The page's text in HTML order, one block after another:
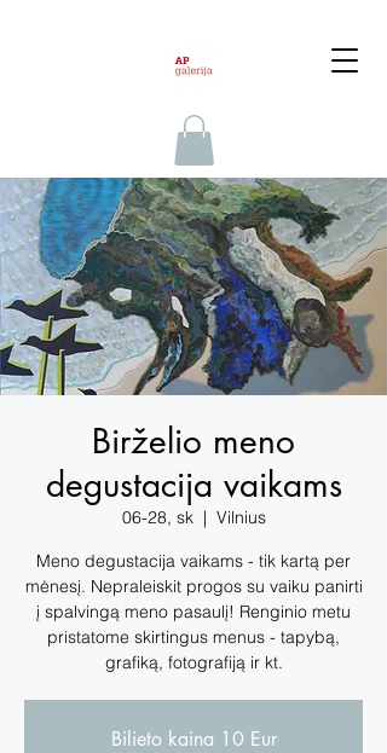
Birželio meno
degustacija vaikams
06-28, sk
  |
Vilnius
Meno degustacija vaikams - tik kartą per
mėnesį. Nepraleiskit progos su vaiku panirti
į spalvingą meno pasaulį! Renginio metu
pristatome skirtingus menus - tapybą,
grafiką, fotografiją ir kt.
Bilieto kaina 10 Eur